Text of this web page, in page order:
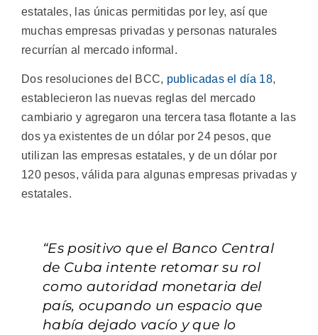
estatales, las únicas permitidas por ley, así que
muchas empresas privadas y personas naturales
recurrían al mercado informal.
Dos resoluciones del BCC, publicadas el día 18,
establecieron las nuevas reglas del mercado
cambiario y agregaron una tercera tasa flotante a las
dos ya existentes de un dólar por 24 pesos, que
utilizan las empresas estatales, y de un dólar por
120 pesos, válida para algunas empresas privadas y
estatales.
“Es positivo que el Banco Central
de Cuba intente retomar su rol
como autoridad monetaria del
país, ocupando un espacio que
había dejado vacío y que lo